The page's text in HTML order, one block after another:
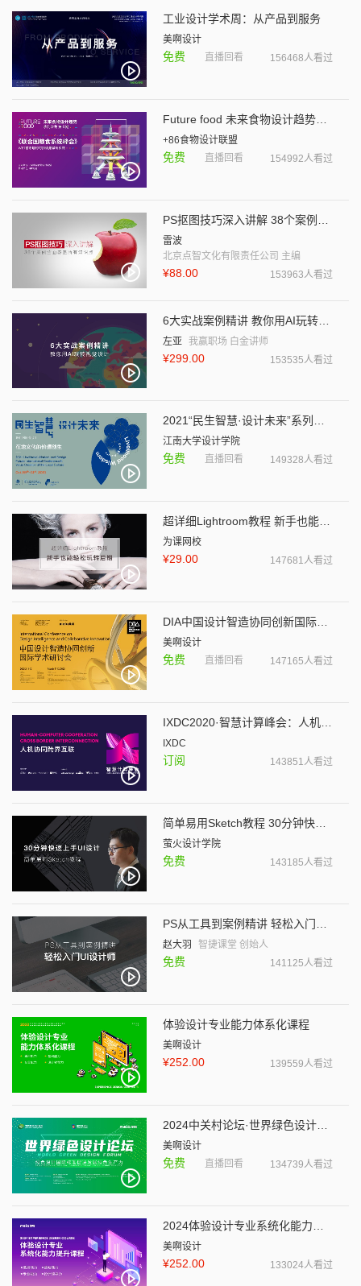
工业设计学术周：从产品到服务
美啊设计
免费 直播回看 156468人看过
+86食物设计联盟
免费 直播回看 154992人看过
雷波
北京点智文化有限责任公司 主编
¥88.00 153963人看过
左亚 我赢职场 白金讲师
¥299.00 153535人看过
2021“民生智慧·设计未来”系列国际会议
江南大学设计学院
免费 直播回看 149328人看过
超详细Lightroom教程 新手也能轻松玩转后期
为课网校
¥29.00 147681人看过
DIA中国设计智造协同创新国际学术研讨会
美啊设计
免费 直播回看 147165人看过
IXDC2020·智慧计算峰会：人机协同跨界互联
IXDC
订阅 143851人看过
简单易用Sketch教程 30分钟快速上手UI设计
萤火设计学院
免费 143185人看过
PS从工具到案例精讲 轻松入门UI设计师
赵大羽 智捷课堂 创始人
免费 141125人看过
体验设计专业能力体系化课程
美啊设计
¥252.00 139559人看过
2024中关村论坛·世界绿色设计论坛
美啊设计
免费 直播回看 134739人看过
2024体验设计专业系统化能力提升课程
美啊设计
¥252.00 133024人看过